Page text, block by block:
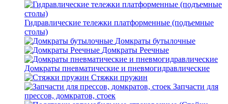
Гидравлические тележки платформенные (подъемные
столы)
Домкраты бутылочные
Домкраты Реечные
Домкраты пневматические и пневмогидравлические
Стяжки пружин
Запчасти для
прессов, домкратов, стоек